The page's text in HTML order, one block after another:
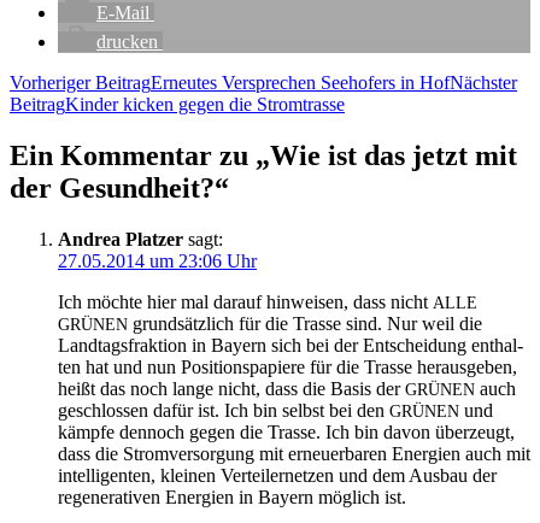
E‑Mail
dru­cken
Beitragsnavigation
Vorheriger BeitragErneu­tes Ver­spre­chen See­ho­fers in HofNächster
BeitragKin­der kicken gegen die Stromtrasse
Ein Kommentar zu „Wie ist das jetzt mit
der Gesundheit?“
Andrea Platzer sagt:
27.05.2014 um 23:06 Uhr
Ich möch­te hier mal dar­auf hin­wei­sen, dass nicht ALLE
GRÜNEN grund­sätz­lich für die Tras­se sind. Nur weil die
Land­tags­frak­ti­on in Bay­ern sich bei der Ent­schei­dung ent­hal­
ten hat und nun Posi­ti­ons­pa­pie­re für die Tras­se her­aus­ge­ben,
heißt das noch lan­ge nicht, dass die Basis derGRÜNEN auch
geschlos­sen dafür ist. Ich bin selbst bei den GRÜNEN und
kämp­fe den­noch gegen die Tras­se. Ich bin davon über­zeugt,
dass die Strom­ver­sor­gung mit erneu­er­ba­ren Ener­gien auch mit
intel­li­gen­ten, klei­nen Ver­tei­ler­net­zen und dem Aus­bau der
rege­ne­ra­ti­ven Ener­gien in Bay­ern mög­lich ist.